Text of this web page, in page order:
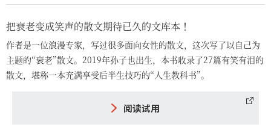
把衰老变成笑声的散文期待已久的文库本！
作者是一位浪漫专家，写过很多面向女性的散文，这次写了以自己为
主题的“衰老”散文。2019年孙子也出生，本书收录了27篇有笑有泪的
散文，堪称一本充满享受后半生技巧的“人生教科书”。
阅读试用